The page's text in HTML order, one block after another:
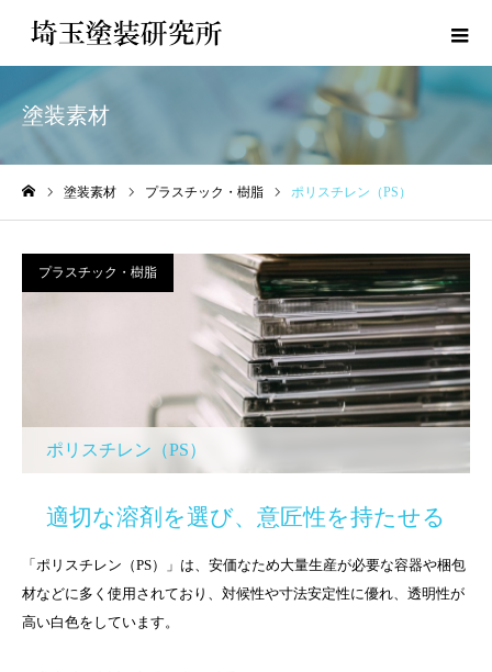
塗装素材
塗装素材 プラスチック・樹脂 ポリスチレン（PS）
プラスチック・樹脂
ポリスチレン（PS）
適切な溶剤を選び、意匠性を持たせる
「ポリスチレン（PS）」は、安価なため大量生産が必要な容器や梱包
材などに多く使用されており、対候性や寸法安定性に優れ、透明性が
高い白色をしています。